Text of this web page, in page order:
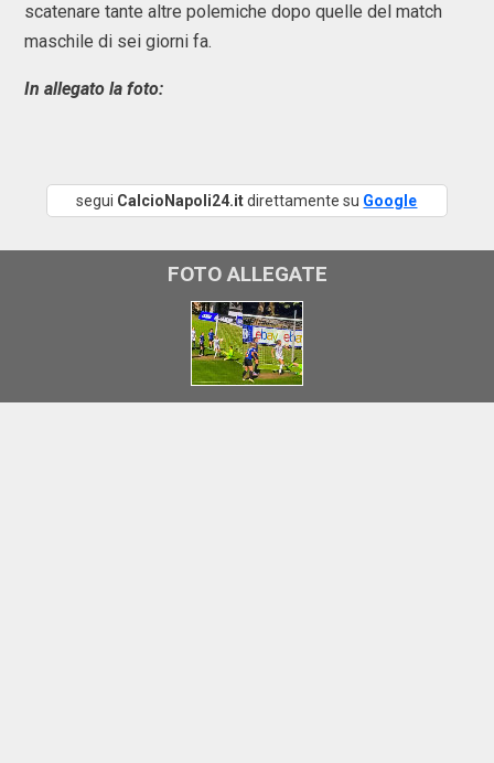
scatenare tante altre polemiche dopo quelle del match
maschile di sei giorni fa.
In allegato la foto:
segui CalcioNapoli24.itdirettamente su Google
FOTO ALLEGATE